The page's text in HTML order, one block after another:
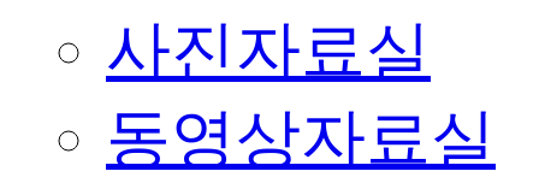
사진자료실
동영상자료실